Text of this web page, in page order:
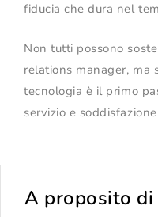
fiducia che dura nel
Non tutti possono
relations manager, ma
tecnologia è il primo
servizio e
A proposito